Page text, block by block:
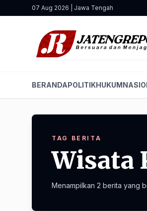
07 Aug 2026 | Jawa Tengah
BERANDAPOLITIKHUKUM
TAG BERITA
Wisata
Menampilkan 2 berita yang